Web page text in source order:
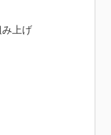
み上げ